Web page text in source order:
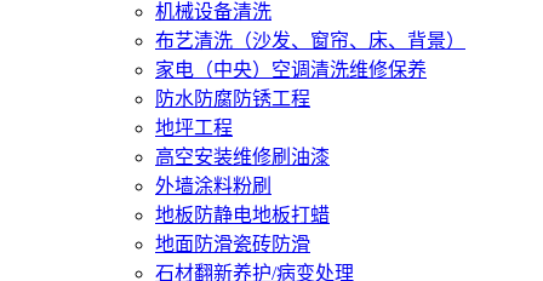
机械设备清洗
布艺清洗（沙发、窗帘、床、背景）
家电（中央）空调清洗维修保养
防水防腐防锈工程
地坪工程
高空安装维修刷油漆
外墙涂料粉刷
地板防静电地板打蜡
地面防滑瓷砖防滑
石材翻新养护/病变处理